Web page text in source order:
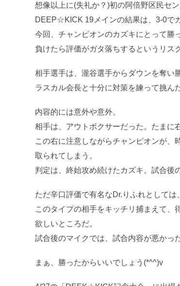
想像以上に(失礼か？)初の阿倍野区民セン
DEEP☆KICK 19メインの結果は、3-0で
今回、チャンピオンのカズキにとって勝
負けたら評価がガタ落ちするというリス
相手選手は、瀧谷選手からダウンを奪い
ラスカル会長と十分に対策を練って挑ん
内容的には意外や意外。
相手は、アウトボクサーだった。たまに
この右に注意しながらチャンピオンが、
取られてしまう。
判定は、終始攻め続けたカズキ。試合後
ただ辛口評価で有名なDr.りふれとしては、
このタイプの相手をキッチリ捕まえて、
欲しいところだ。
試合後のマイクでは、試合内容が悪かっ
まぁ、勝ったからいいでしょう(*^^)v